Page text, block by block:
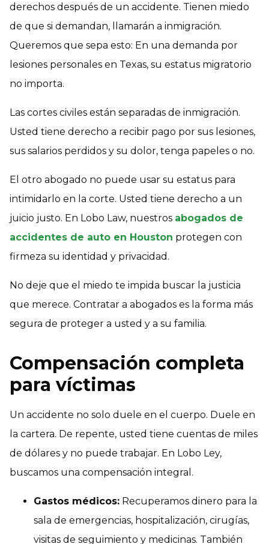
derechos después de un accidente. Tienen miedo
de que si demandan, llamarán a inmigración.
Queremos que sepa esto: En una demanda por
lesiones personales en Texas, su estatus migratorio
no importa.
Las cortes civiles están separadas de inmigración.
Usted tiene derecho a recibir pago por sus lesiones,
sus salarios perdidos y su dolor, tenga papeles o no.
El otro abogado no puede usar su estatus para
intimidarlo en la corte. Usted tiene derecho a un
juicio justo. En Lobo Law, nuestros abogados de
accidentes de auto en Houston protegen con
firmeza su identidad y privacidad.
No deje que el miedo te impida buscar la justicia
que merece. Contratar a abogados es la forma más
segura de proteger a usted y a su familia.
Compensación completa
para víctimas
Un accidente no solo duele en el cuerpo. Duele en
la cartera. De repente, usted tiene cuentas de miles
de dólares y no puede trabajar. En Lobo Ley,
buscamos una compensación integral.
Gastos médicos: Recuperamos dinero para la
sala de emergencias, hospitalización, cirugías,
visitas de seguimiento y medicinas. También